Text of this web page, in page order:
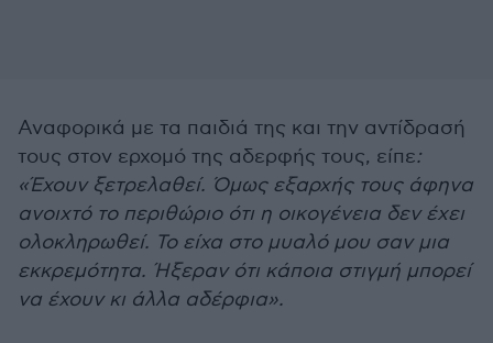
Αναφορικά με τα παιδιά της και την αντίδρασή
τους στον ερχομό της αδερφής τους, είπε:
«Έχουν ξετρελαθεί. Όμως εξαρχής τους άφηνα
ανοιχτό το περιθώριο ότι η οικογένεια δεν έχει
ολοκληρωθεί. Το είχα στο μυαλό μου σαν μια
εκκρεμότητα. Ήξεραν ότι κάποια στιγμή μπορεί
να έχουν κι άλλα αδέρφια».